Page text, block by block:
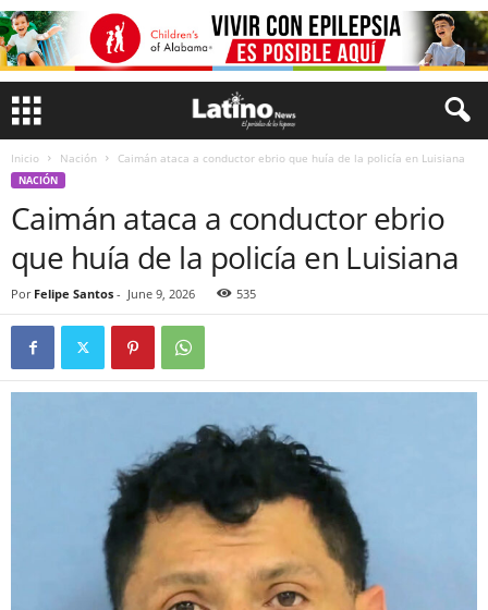
Inicio Nación Caimán ataca a conductor ebrio que huía de la policía en Luisiana
NACIÓN
Caimán ataca a conductor ebrio
que huía de la policía en Luisiana
Por Felipe Santos - June 9, 2026 535